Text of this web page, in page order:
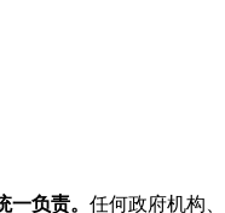
一负责。 任何政府机构、